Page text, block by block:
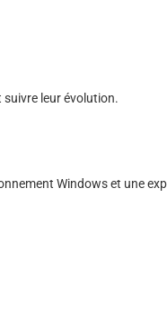
suivre leur évolution.
Windows et une